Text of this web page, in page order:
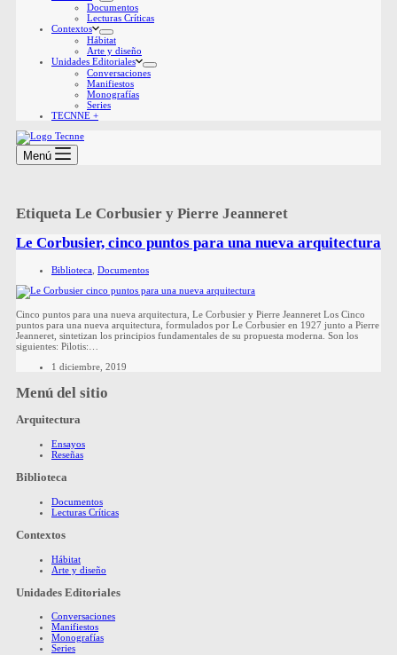
Documentos
Lecturas Críticas
Contextos
Hábitat
Arte y diseño
Unidades Editoriales
Conversaciones
Manifiestos
Monografías
Series
TECNNE +
Menú
Etiqueta Le Corbusier y Pierre Jeanneret
Le Corbusier, cinco puntos para una nueva arquitectura
Biblioteca Documentos
Cinco puntos para una nueva arquitectura, Le Corbusier y Pierre Jeanneret Los Cinco
puntos para una nueva arquitectura, formulados por Le Corbusier en 1927 junto a Pierre
Jeanneret, sintetizan los principios fundamentales de su propuesta moderna. Son los
siguientes: Pilotis:…
1 diciembre, 2019
Menú del sitio
Arquitectura
Ensayos
Reseñas
Biblioteca
Documentos
Lecturas Críticas
Contextos
Hábitat
Arte y diseño
Unidades Editoriales
Conversaciones
Manifiestos
Monografías
Series